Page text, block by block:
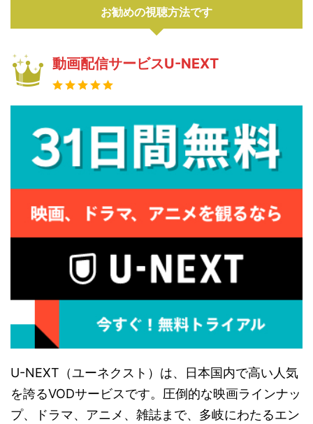
お勧めの視聴方法です
動画配信サービスU-NEXT
U-NEXT（ユーネクスト）は、日本国内で高い人気
を誇るVODサービスです。圧倒的な映画ラインナッ
プ、ドラマ、アニメ、雑誌まで、多岐にわたるエン